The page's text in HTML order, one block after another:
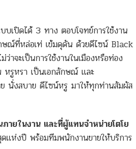
เปิดได้ 3 ทาง ตอบโจทย์การใช้งาน
ษณ์ที่หล่อเท่ เข้มดุดัน ด้วยดีไซน์ Black
จะเป็นการใช้งานในเมืองหรือท่อง
หรูหรา เป็นเอกลักษณ์ และ
นั่งสบาย ดีไซน์หรู มาให้ทุกท่านสัมผัส
ายในงาน และที่ผู้แทนจำหน่ายโตโย
ดแห่งปี พร้อมทีมพนักงานขายให้บริการ